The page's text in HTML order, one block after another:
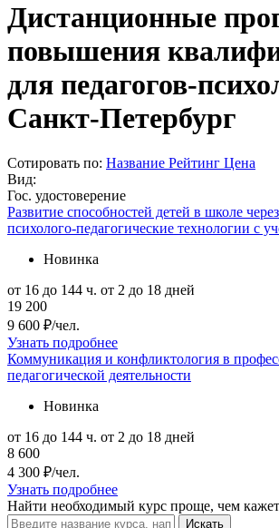
Дистанционные
повышения
для педагогов-
Санкт-Петербург
Сотировать по: Название Рейтинг Цена
Вид:
Гос. удостоверение
Развитие способностей детей в школе
психолого-педагогические технологии с
Новинка
от 16 до 144 ч. от 2 до 18 дней
19 200
9 600 ₽/чел.
Узнать подробнее
Коммуникация и конфликтология в
педагогической деятельности
Новинка
от 16 до 144 ч. от 2 до 18 дней
8 600
4 300 ₽/чел.
Узнать подробнее
Найти необходимый курс проще, чем
Искать